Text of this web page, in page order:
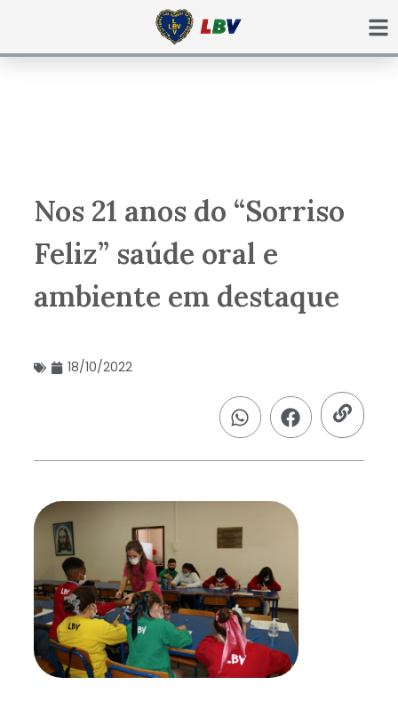
Nos 21 anos do “Sorriso
Feliz” saúde oral e
ambiente em destaque
18/10/2022